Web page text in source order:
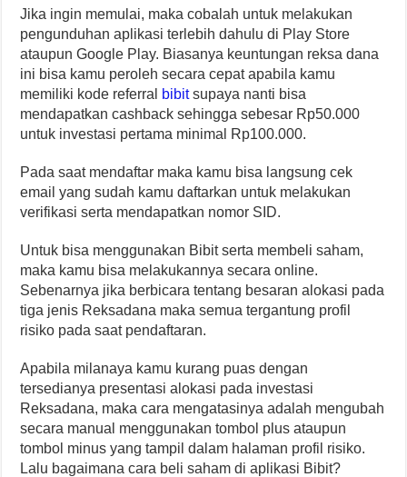
Jika ingin memulai, maka cobalah untuk melakukan
pengunduhan aplikasi terlebih dahulu di Play Store
ataupun Google Play. Biasanya keuntungan reksa dana
ini bisa kamu peroleh secara cepat apabila kamu
memiliki kode referral
bibitsupaya nanti bisa
mendapatkan cashback sehingga sebesar Rp50.000
untuk investasi pertama minimal Rp100.000.
Pada saat mendaftar maka kamu bisa langsung cek
email yang sudah kamu daftarkan untuk melakukan
verifikasi serta mendapatkan nomor SID.
Untuk bisa menggunakan Bibit serta membeli saham,
maka kamu bisa melakukannya secara online.
Sebenarnya jika berbicara tentang besaran alokasi pada
tiga jenis Reksadana maka semua tergantung profil
risiko pada saat pendaftaran.
Apabila milanaya kamu kurang puas dengan
tersedianya presentasi alokasi pada investasi
Reksadana, maka cara mengatasinya adalah mengubah
secara manual menggunakan tombol plus ataupun
tombol minus yang tampil dalam halaman profil risiko.
Lalu bagaimana cara beli saham di aplikasi Bibit?